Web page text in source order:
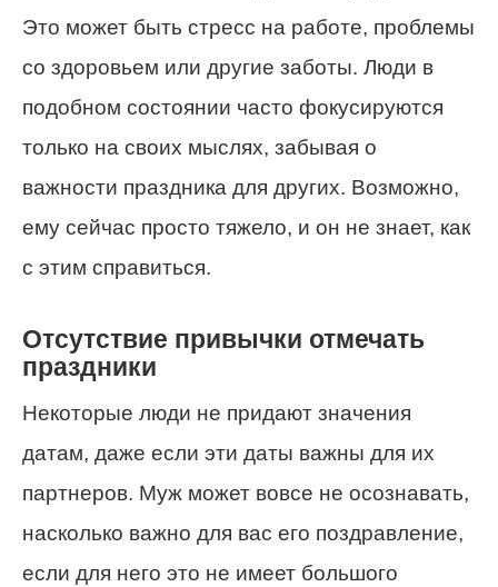
Это может быть стресс на работе, проблемы
со здоровьем или другие заботы. Люди в
подобном состоянии часто фокусируются
только на своих мыслях, забывая о
важности праздника для других. Возможно,
ему сейчас просто тяжело, и он не знает, как
с этим справиться.
Отсутствие привычки отмечать
праздники
Некоторые люди не придают значения
датам, даже если эти даты важны для их
партнеров. Муж может вовсе не осознавать,
насколько важно для вас его поздравление,
если для него это не имеет большого